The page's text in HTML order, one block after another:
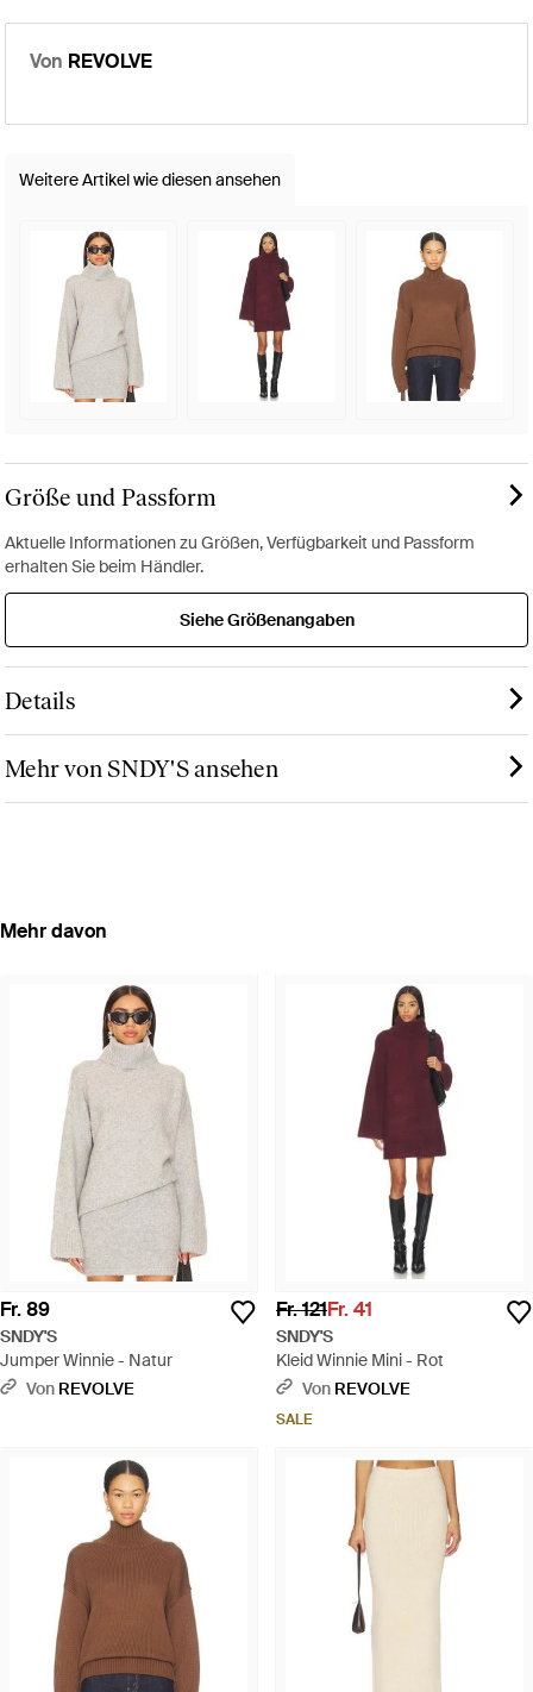
Von REVOLVE
Weitere Artikel wie diesen ansehen
Größe und Passform
Aktuelle Informationen zu Größen, Verfügbarkeit und Passform
erhalten Sie beim Händler.
Siehe Größenangaben
Details
Mehr von SNDY'S ansehen
Mehr davon
Fr. 89
SNDY'S
Jumper Winnie - Natur
Von REVOLVE
Fr. 121Fr. 41
SNDY'S
Kleid Winnie Mini - Rot
Von REVOLVE
SALE